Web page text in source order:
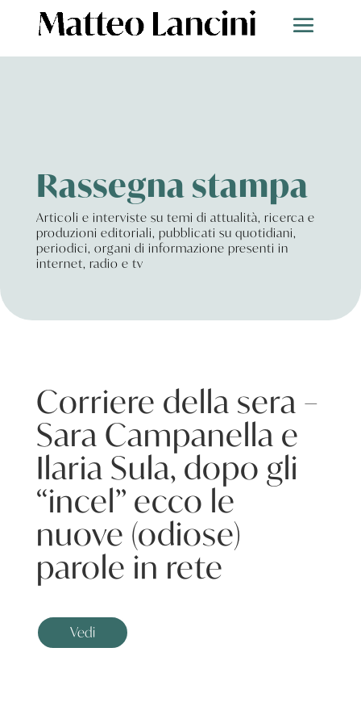
Rassegna stampa
Articoli e interviste su temi di attualità, ricerca e
produzioni editoriali, pubblicati su quotidiani,
periodici, organi di informazione presenti in
internet, radio e tv
Corriere della sera –
Sara Campanella e
Ilaria Sula, dopo gli
“incel” ecco le
nuove (odiose)
parole in rete
Vedi